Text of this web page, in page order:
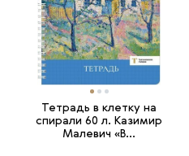
Тетрадь в клетку на
спирали 60 л. Казимир
Малевич «В...